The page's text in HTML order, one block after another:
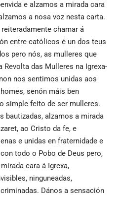
e alzamos a mirada cara
a nosa voz nesta carta.
chamar á
entre católicos é un dos teus
pero nós, as mulleres que
Revolta das Mulleres na Igrexa-
nos sentimos unidas aos
senón máis ben
simple feito de ser mulleres.
bautizadas, alzamos a mirada
ao Cristo da fe, e
e unidas en fraternidade e
todo o Pobo de Deus pero,
cara á Igrexa,
ninguneadas,
Dános a sensación